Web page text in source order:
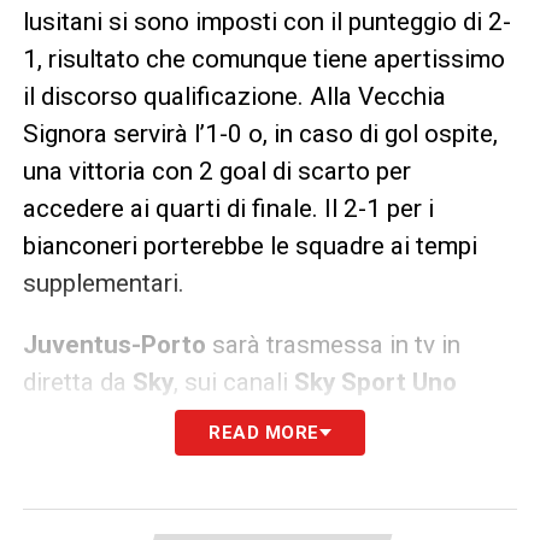
lusitani si sono imposti con il punteggio di 2-
1, risultato che comunque tiene apertissimo
il discorso qualificazione. Alla Vecchia
Signora servirà l’1-0 o, in caso di gol ospite,
una vittoria con 2 goal di scarto per
accedere ai quarti di finale. Il 2-1 per i
bianconeri porterebbe le squadre ai tempi
supplementari.
Juventus-Porto sarà trasmessa in tv in
diretta da Sky, sui canali Sky Sport Uno
(numero 201 del satellite, numero 472 e 482
del digitale terrestre) eSky Sport
seguire la partita anche in diretta streaming
READ MORE